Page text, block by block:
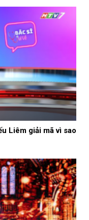
Liêm giải mã vì sao